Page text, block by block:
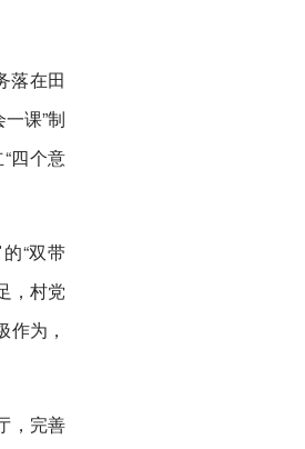
落在田
课”制
四个意
“双带
，村党
为，
，完善